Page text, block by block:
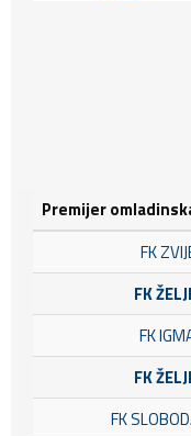
Premijer
FK
FK
FK
FK
FK